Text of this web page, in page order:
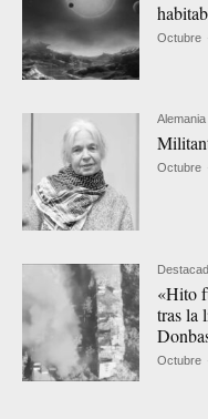
Octubre
Alemania
Octubre
«Hito
tras la
Octubre